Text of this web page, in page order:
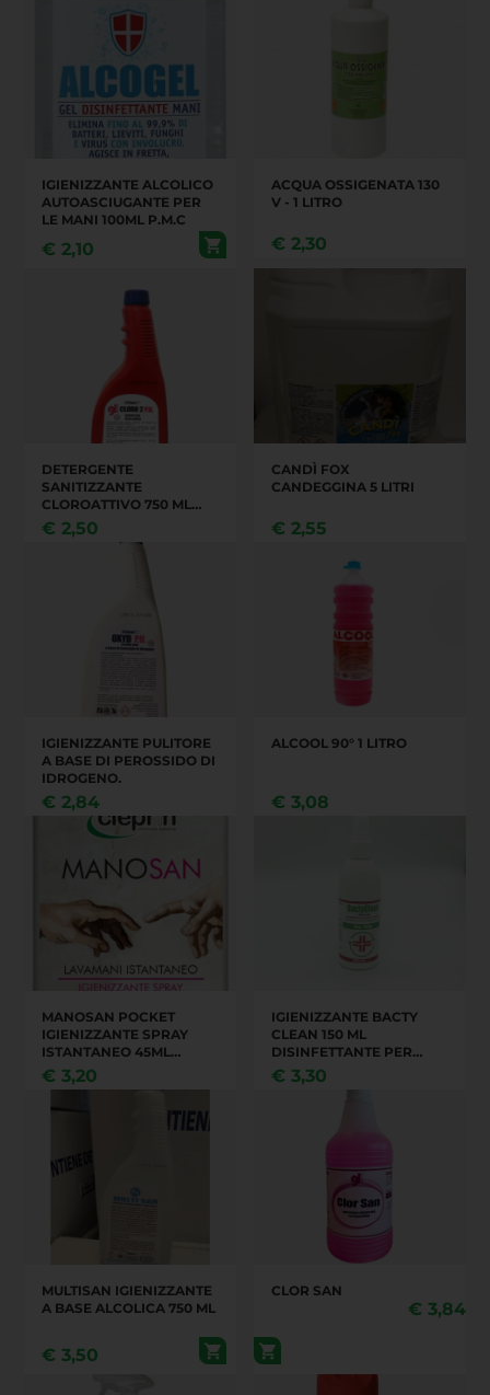
IGIENIZZANTE ALCOLICO
AUTOASCIUGANTE PER
LE MANI 100ML P.M.C
€ 2,10
ACQUA OSSIGENATA 130
V - 1 LITRO
€ 2,30
DETERGENTE
SANITIZZANTE
CLOROATTIVO 750 ML
PRONTO ALL'USO,
IDEALE PER
€ 2,50
CANDÌ FOX
CANDEGGINA 5 LITRI
€ 2,55
IGIENIZZANTE PULITORE
A BASE DI PEROSSIDO DI
IDROGENO.
€ 2,84
ALCOOL 90° 1 LITRO
€ 3,08
MANOSAN POCKET
IGIENIZZANTE SPRAY
ISTANTANEO 45ML
ACQUISTO MINIMO 24
PEZZI
€ 3,20
IGIENIZZANTE BACTY
CLEAN 150 ML
DISINFETTANTE PER
MANI O SUPERFICI
FORMULAZIONE
€ 3,30
MULTISAN IGIENIZZANTE
A BASE ALCOLICA 750 ML
€ 3,50
CLOR SAN
€ 3,84